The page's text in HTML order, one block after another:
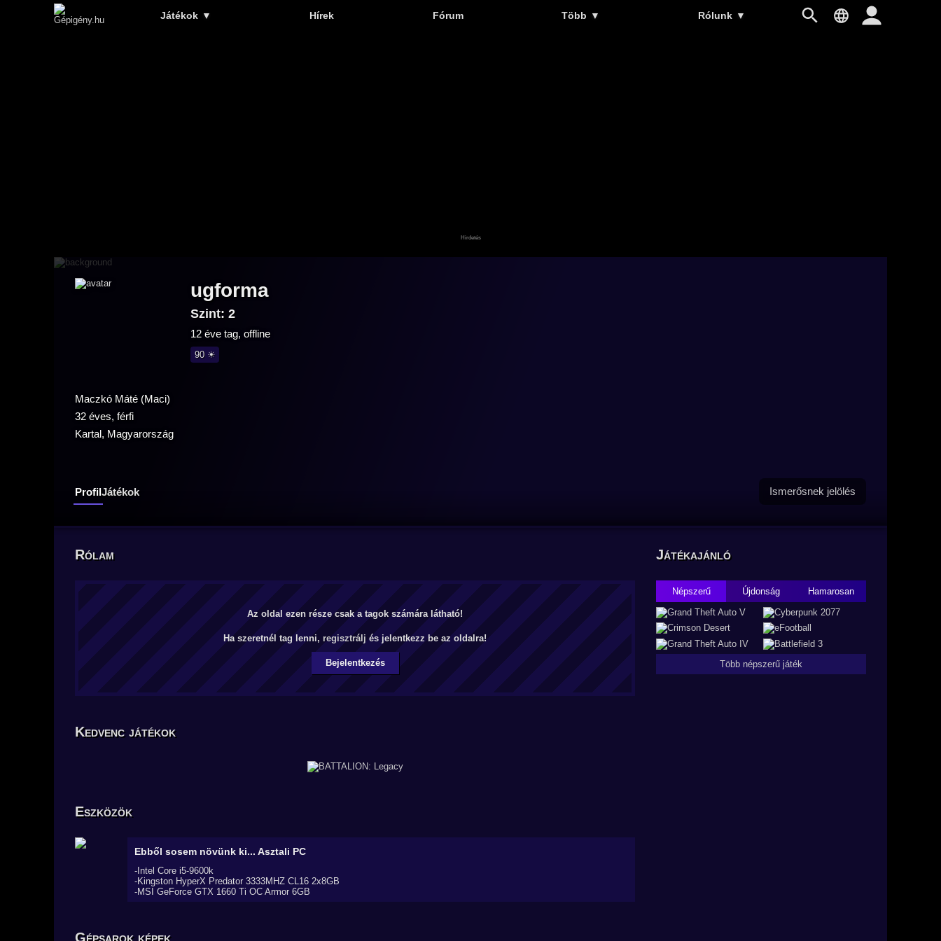
Játékok ▼ Hírek Fórum Több ▼ Rólunk ▼
ugforma
Szint: 2
12 éve tag, offline
90 ☀
Maczkó Máté (Maci)
32 éves, férfi
Kartal, Magyarország
ProfilJátékok Ismerősnek jelölés
Rólam
Az oldal ezen része csak a tagok számára látható!
Ha szeretnél tag lenni, regisztrálj és jelentkezz be az oldalra!
Bejelentkezés
Kedvenc játékok
Eszközök
Ebből sosem növünk ki... Asztali PC
-Intel Core i5-9600k
-Kingston HyperX Predator 3333MHZ CL16 2x8GB
-MSI GeForce GTX 1660 Ti OC Armor 6GB
Gépsarok képek
Játékajánló
Népszerű Újdonság Hamarosan
Több népszerű játék